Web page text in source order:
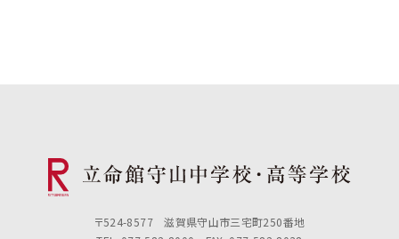
〒524-8577 滋賀県守山市三宅町250番地